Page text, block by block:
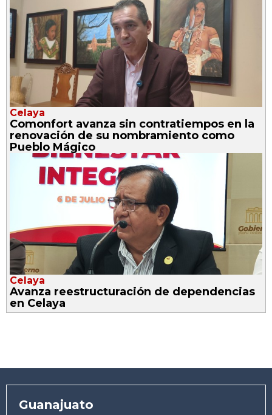
Celaya
Comonfort avanza sin contratiempos en la
renovación de su nombramiento como
Pueblo Mágico
Celaya
Avanza reestructuración de dependencias
en Celaya
Guanajuato